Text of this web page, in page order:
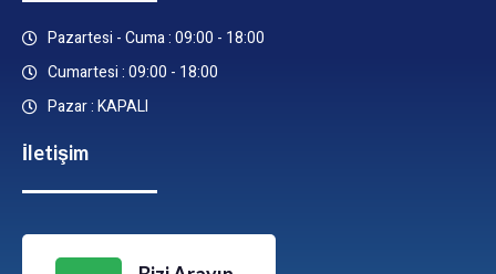
Pazartesi - Cuma : 09:00 - 18:00
Cumartesi : 09:00 - 18:00
Pazar : KAPALI
İletişim